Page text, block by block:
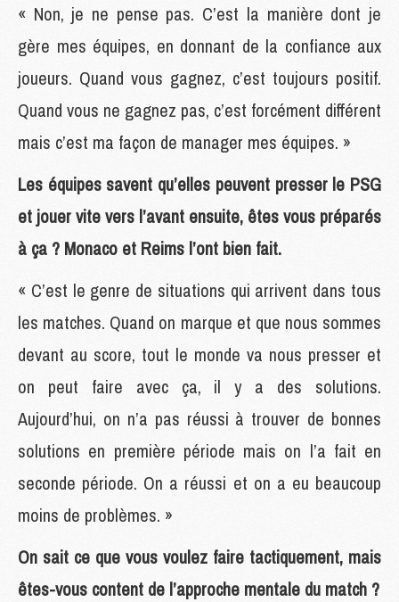
« Non, je ne pense pas. C’est la manière dont je
gère mes équipes, en donnant de la confiance aux
joueurs. Quand vous gagnez, c’est toujours positif.
Quand vous ne gagnez pas, c’est forcément différent
mais c’est ma façon de manager mes équipes. »
Les équipes savent qu’elles peuvent presser le PSG
et jouer vite vers l’avant ensuite, êtes vous préparés
à ça ? Monaco et Reims l’ont bien fait.
« C’est le genre de situations qui arrivent dans tous
les matches. Quand on marque et que nous sommes
devant au score, tout le monde va nous presser et
on peut faire avec ça, il y a des solutions.
Aujourd’hui, on n’a pas réussi à trouver de bonnes
solutions en première période mais on l’a fait en
seconde période. On a réussi et on a eu beaucoup
moins de problèmes. »
On sait ce que vous voulez faire tactiquement, mais
êtes-vous content de l’approche mentale du match ?